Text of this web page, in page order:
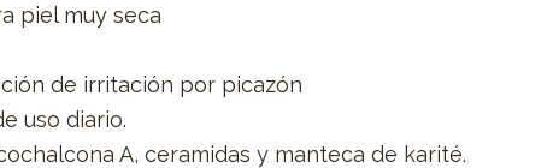
piel muy seca
de irritación por picazón
uso diario.
A, ceramidas y manteca de karité.